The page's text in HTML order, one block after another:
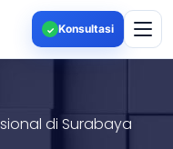
✓ Konsultasi
di Surabaya